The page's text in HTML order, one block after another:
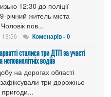
12:30 до поліції
річний житель міста
пов...
13:56 Коменарів - 0
сталися три ДТП за участі
водіїв
на дорогах області
зафіксували три дорожньо-
пригоди...